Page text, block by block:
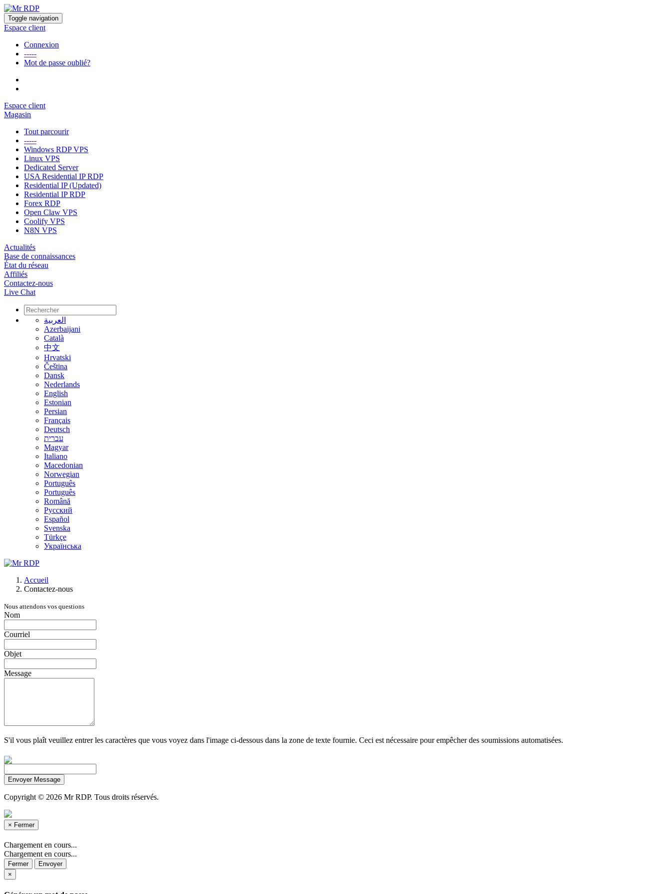
Toggle navigation
Espace client
Connexion
-----
Mot de passe oublié?
Espace client
Magasin
Tout parcourir
-----
Windows RDP VPS
Linux VPS
Dedicated Server
USA Residential IP RDP
Residential IP (Updated)
Residential IP RDP
Forex RDP
Open Claw VPS
Coolify VPS
N8N VPS
Actualités
Base de connaissances
État du réseau
Affiliés
Contactez-nous
Live Chat
العربية
Azerbaijani
Català
中文
Hrvatski
Čeština
Dansk
Nederlands
English
Estonian
Persian
Français
Deutsch
עברית
Magyar
Italiano
Macedonian
Norwegian
Português
Português
Română
Русский
Español
Svenska
Türkçe
Українська
Accueil
Contactez-nous
Nous attendons vos questions
Nom
Courriel
Objet
Message
S'il vous plaît veuillez entrer les caractères que vous voyez dans l'image ci-dessous dans la zone de texte fournie. Ceci est nécessaire pour empêcher des soumissions automatisées.
Envoyer Message
Copyright © 2026 Mr RDP. Tous droits réservés.
× Fermer
Chargement en cours...
Chargement en cours...
Fermer
Envoyer
×